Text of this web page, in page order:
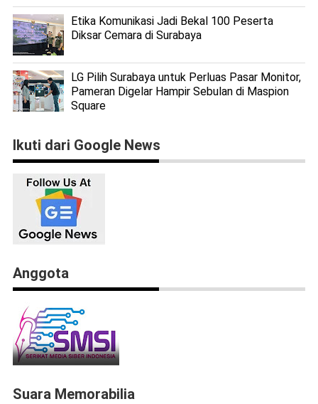
Etika Komunikasi Jadi Bekal 100 Peserta
Diksar Cemara di Surabaya
LG Pilih Surabaya untuk Perluas Pasar Monitor,
Pameran Digelar Hampir Sebulan di Maspion
Square
Ikuti dari Google News
Anggota
Suara Memorabilia